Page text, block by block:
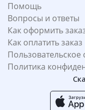
Помощь
Вопросы и ответы
Как оформить
Как оплатить заказ
Пользовательское
Политика